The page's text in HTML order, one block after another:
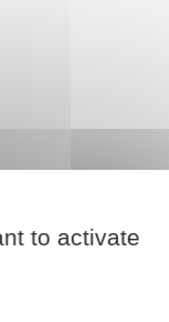
to activate